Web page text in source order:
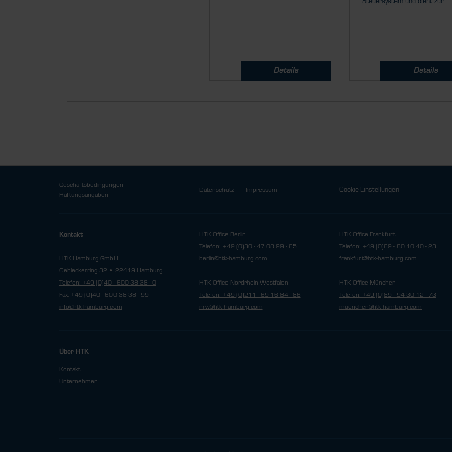
Details Details
Geschäftsbedingungen
Haftungsangaben
Datenschutz Impressum Cookie-Einstellungen
Kontakt
HTK Hamburg GmbH
Oehleckerring 32 • 22419 Hamburg
Telefon: +49 (0)40 - 600 38 38 - 0
Fax: +49 (0)40 - 600 38 38 - 99
info@htk-hamburg.com
HTK Office Berlin
Telefon: +49 (0)30 - 47 08 99 - 65
berlin@htk-hamburg.com
HTK Office Nordrhein-Westfalen
Telefon: +49 (0)211 - 69 16 84 - 86
nrw@htk-hamburg.com
HTK Office Frankfurt
Telefon: +49 (0)69 - 80 10 40 - 23
frankfurt@htk-hamburg.com
HTK Office München
Telefon: +49 (0)89 - 94 30 12 - 73
muenchen@htk-hamburg.com
Über HTK
Kontakt
Unternehmen